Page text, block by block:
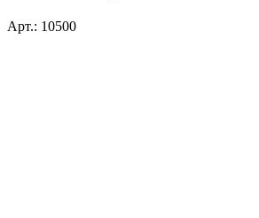
Арт.: 10500